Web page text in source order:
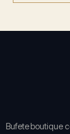
Bufete boutique